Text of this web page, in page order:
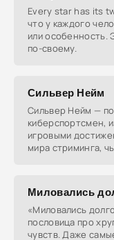
Every star has its
что у каждого
или особенность.
по-своему.
Сильвер Нейм
Сильвер Нейм —
киберспортсмен,
игровыми
мира стриминга,
Миловались
«Миловались
пословица про
чувств. Даже